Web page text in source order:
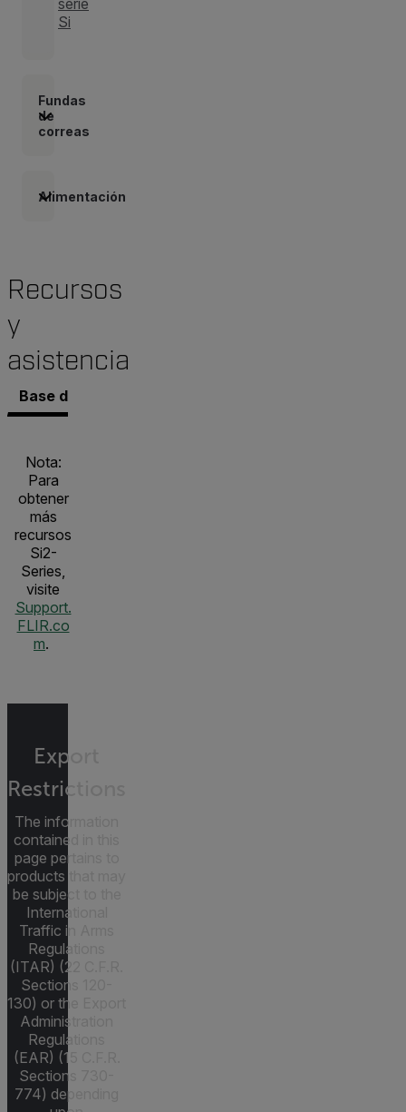
serie
Si
Fundas
de
correas
Alimentación
Recursos
y
asistencia
Base de conocimientos
Nota:
Para
obtener
más
recursos
Si2-
Series,
visite
Support.
FLIR.co
m.
Export
Restrictions
The information
contained in this
page pertains to
products that may
be subject to the
International
Traffic in Arms
Regulations
(ITAR) (22 C.F.R.
Sections 120-
130) or the Export
Administration
Regulations
(EAR) (15 C.F.R.
Sections 730-
774) depending